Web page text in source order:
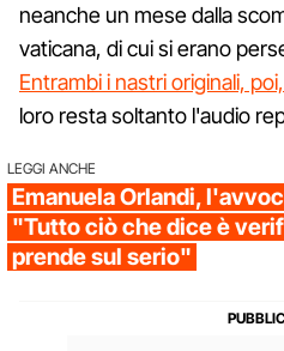
neanche un mese dalla
vaticana, di cui si erano
Entrambi i nastri originali,
loro resta soltanto l'audio
LEGGI ANCHE
Emanuela Orlandi,
"Tutto ciò che dice è
prende sul serio"